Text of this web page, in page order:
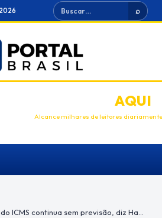
Buscar ⌕
ANUNCIEAQUI
Alcance milhares de leitores diariamente